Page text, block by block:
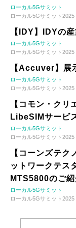
ローカル5Gサミット
ローカル5Gサミット2025
【IDY】IDYの
ローカル5Gサミット
ローカル5Gサミット2025
【Accuver】展
ローカル5Gサミット
ローカル5Gサミット2025
【コモン・ク
LibeSIMサービ
ローカル5Gサミット
ローカル5Gサミット2025
【コーンズテ
ットワークテス
MTS5800のご
ローカル5Gサミット
ローカル5Gサミット2025